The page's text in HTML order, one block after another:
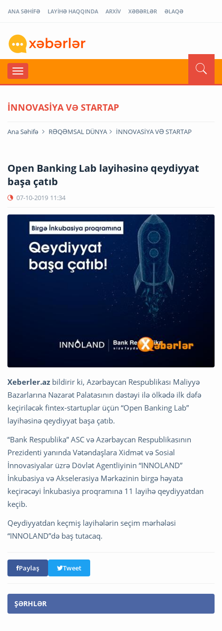
ANA SƏHİFƏ LAYİHƏ HAQQINDA ARXİV XƏBƏRLƏR ƏLAQƏ
İNNOVASİYA VƏ STARTAP
Ana Səhifə RƏQƏMSAL DÜNYA İNNOVASİYA VƏ STARTAP
Open Banking Lab layihəsinə qeydiyyat
başa çatıb
07-10-2019 11:34
Xeberler.az bildirir ki, Azərbaycan Respublikası Maliyyə
Bazarlarına Nəzarət Palatasının dəstəyi ilə ölkədə ilk dəfə
keçiriləcək fintex-startuplar üçün “Open Banking Lab”
layihəsinə qeydiyyat başa çatıb.
“Bank Respublika” ASC və Azərbaycan Respublikasının
Prezidenti yanında Vətəndaşlara Xidmət və Sosial
İnnovasiyalar üzrə Dövlət Agentliyinin “INNOLAND”
İnkubasiya və Akselerasiya Mərkəzinin birgə həyata
keçirəcəyi İnkubasiya proqramına 11 layihə qeydiyyatdan
keçib.
Qeydiyyatdan keçmiş layihələrin seçim mərhələsi
“INNOLAND”də baş tutacaq.
Paylaş Tweet
ŞƏRHLƏR